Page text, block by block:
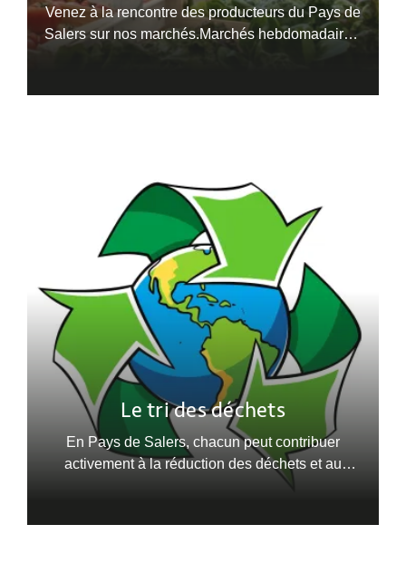
Venez à la rencontre des producteurs du Pays de
Salers sur nos marchés.Marchés hebdomadaires,
Le tri des déchets
En Pays de Salers, chacun peut contribuer
activement à la réduction des déchets et au